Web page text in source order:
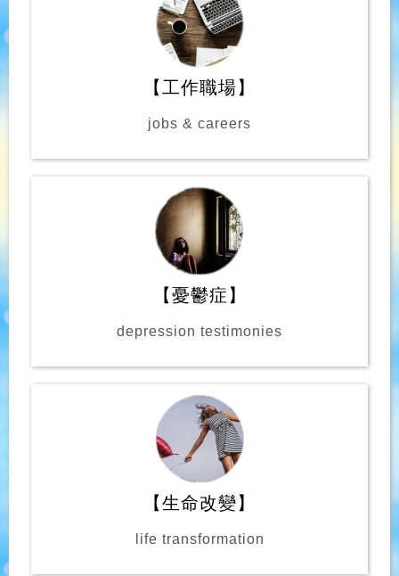
【工作職場】
jobs & careers
【憂鬱症】
depression testimonies
【生命改變】
life transformation